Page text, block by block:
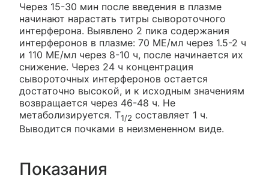
Через 15-30 мин после введения в плазме
начинают нарастать титры сывороточного
интерферона. Выявлено 2 пика содержания
интерферонов в плазме: 70 МЕ/мл через 1.5-2 ч
и 110 МЕ/мл через 8-10 ч, после начинается их
снижение. Через 24 ч концентрация
сывороточных интерферонов остается
достаточно высокой, и к исходным значениям
возвращается через 46-48 ч. Не
метаболизируется. Т1/2 составляет 1 ч.
Выводится почками в неизмененном виде.
Показания